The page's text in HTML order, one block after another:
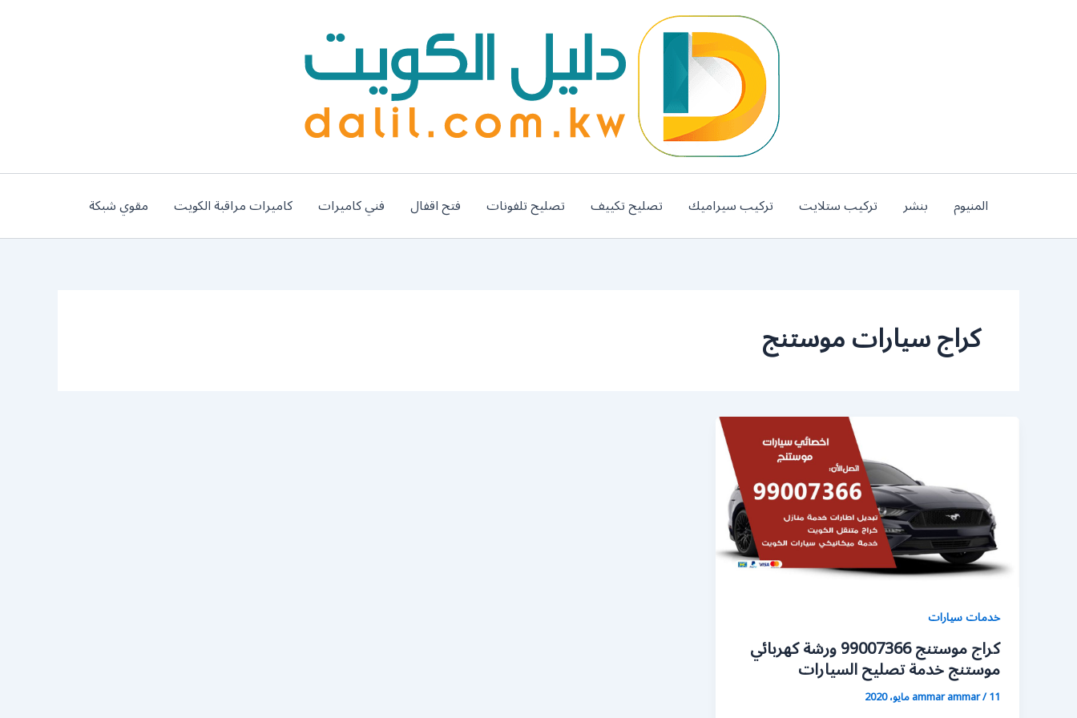
المنيوم بنشر تركيب ستلايت تركيب سيراميك تصليح تكييف تصليح تلفونات فتح اقفال فني كاميرات كاميرات مراقبة الكويت مقوي شبكة
كراج سيارات موستنج
خدمات سيارات
كراج موستنج 99007366 ورشة كهربائي
موستنج خدمة تصليح السيارات
ammar ammar/11 مايو، 2020